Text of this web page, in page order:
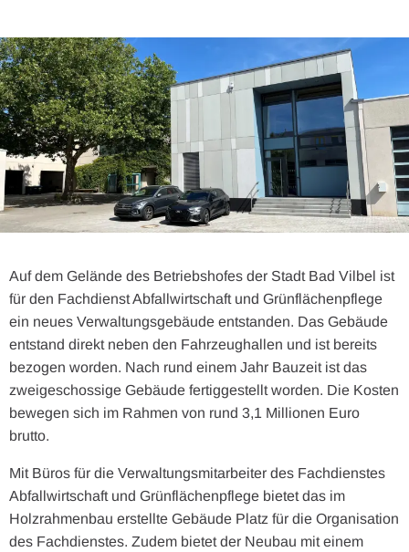
Auf dem Gelände des Betriebshofes der Stadt Bad Vilbel ist
für den Fachdienst Abfallwirtschaft und Grünflächenpflege
ein neues Verwaltungsgebäude entstanden. Das Gebäude
entstand direkt neben den Fahrzeughallen und ist bereits
bezogen worden. Nach rund einem Jahr Bauzeit ist das
zweigeschossige Gebäude fertiggestellt worden. Die Kosten
bewegen sich im Rahmen von rund 3,1 Millionen Euro
brutto.
Mit Büros für die Verwaltungsmitarbeiter des Fachdienstes
Abfallwirtschaft und Grünflächenpflege bietet das im
Holzrahmenbau erstellte Gebäude Platz für die Organisation
des Fachdienstes. Zudem bietet der Neubau mit einem